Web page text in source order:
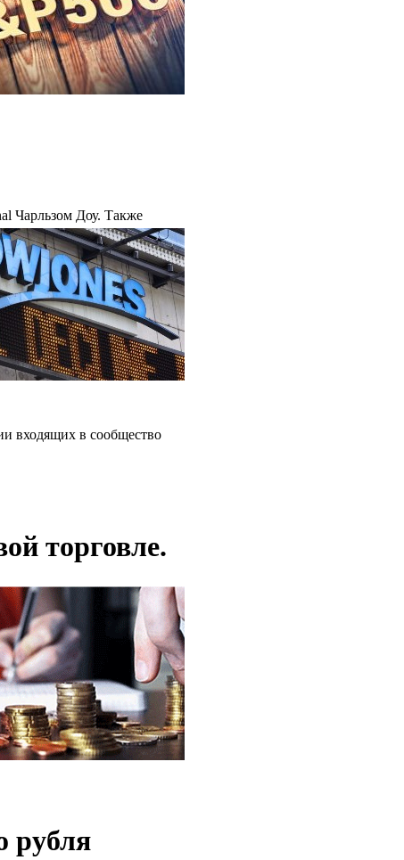
Чарльзом Доу. Также
входящих в сообщество
торговле.
рубля